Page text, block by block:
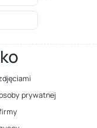
prywatnej